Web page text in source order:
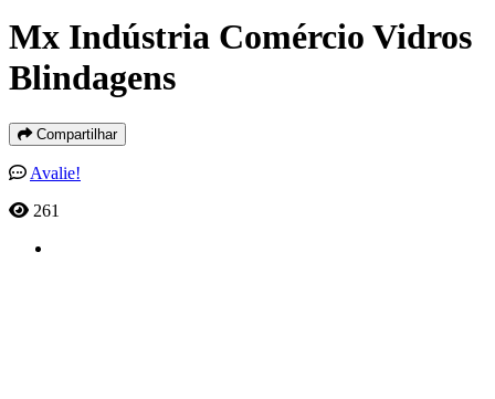
Mx Indústria Comércio Vidros
Blindagens
Compartilhar
Avalie!
261